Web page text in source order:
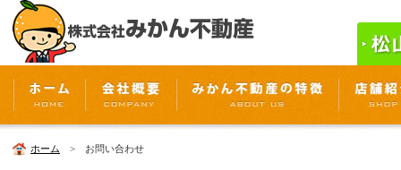
ホーム > お問い合わせ